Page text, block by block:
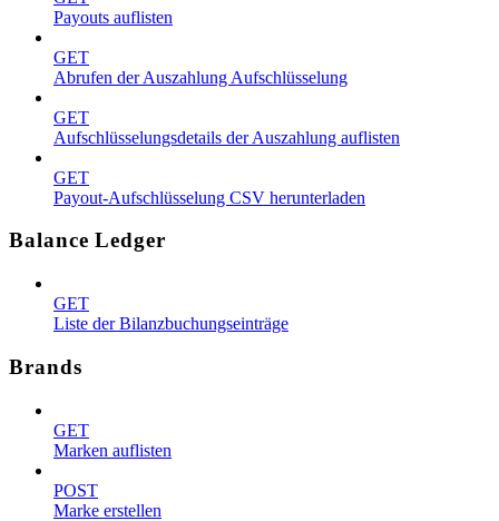
Payouts auflisten
GET
Abrufen der Auszahlung Aufschlüsselung
GET
Aufschlüsselungsdetails der Auszahlung auflisten
GET
Payout-Aufschlüsselung CSV herunterladen
Balance Ledger
GET
Liste der Bilanzbuchungseinträge
Brands
GET
Marken auflisten
POST
Marke erstellen